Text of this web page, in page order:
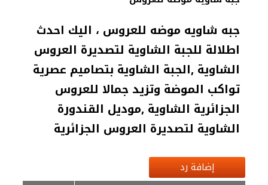
جبه شاويه موضه للعروس ، اليك احدث
اطلالة للجبة الشاوية لتصديرة العروس
الشاوية ,الجبة الشاوية بتصاميم عصرية
تواكب الموضة وتزيد جمالا للعروس
الجزائرية الشاوية ,موديل القندورة
الشاوية لتصديرة العروس الجزائرية
إضافة رد